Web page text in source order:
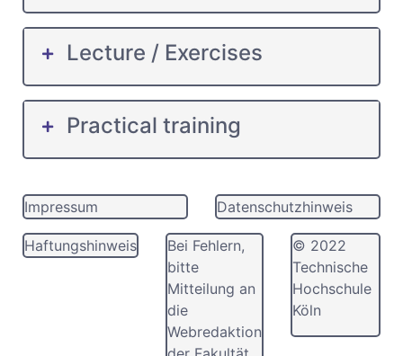
Lecture / Exercises
Practical training
Impressum Datenschutzhinweis
Haftungshinweis
Bei Fehlern,
bitte
Mitteilung an
die
Webredaktion
© 2022
Technische
Hochschule
Köln